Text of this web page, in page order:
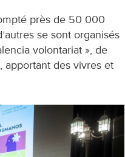
près de 50 000
se sont organisés
volontariat », de
apportant des vivres et